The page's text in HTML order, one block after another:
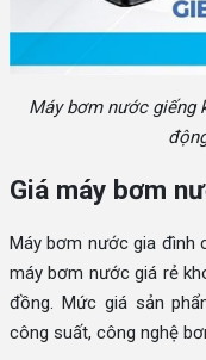
Máy bơm nước giếng
Giá máy bơm
Máy bơm nước gia đình
máy bơm nước giá rẻ
đồng. Mức giá sản
công suất, công nghệ